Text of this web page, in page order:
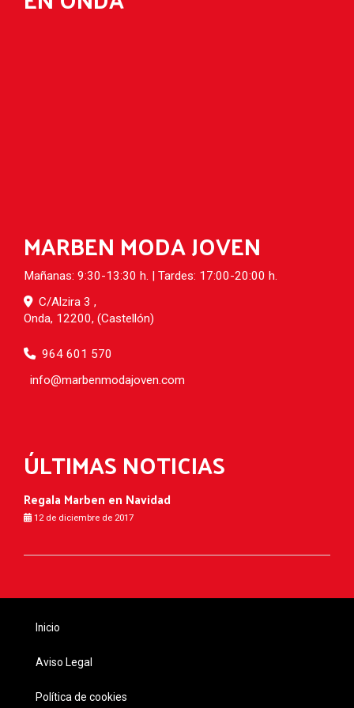
MARBEN MODA JOVEN
Mañanas: 9:30-13:30 h. | Tardes: 17:00-20:00 h.
C/Alzira 3 ,
Onda, 12200, (Castellón)
964 601 570
info
marbenmodajoven.com
ÚLTIMAS NOTICIAS
Regala Marben en Navidad
12 de diciembre de 2017
Inicio
Aviso Legal
Política de cookies